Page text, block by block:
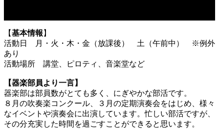
【基本情報 】
活動日
月・火・木・金（放課後） 土（午前中） ※例外
あり
活動場所 講堂、ピロティ、音楽堂など
【器楽部員より一言】
器楽部は部員数がとても多く、にぎやかな部活です。
８月の吹奏楽コンクール、３月の定期演奏会をはじめ、様々
なイベントや演奏会に出演しています。忙しい部活ですが、
その分充実した時間を過ごすことができると思います。